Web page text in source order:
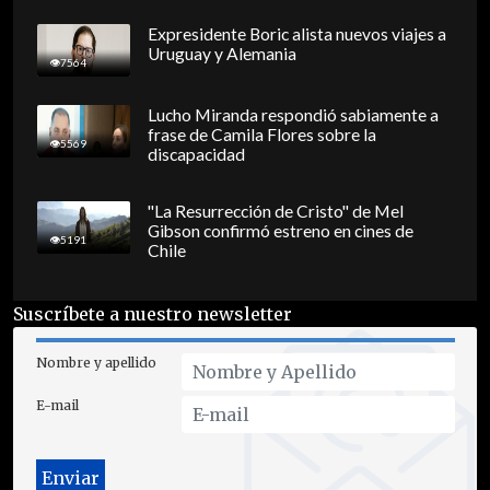
7564
Expresidente Boric alista nuevos viajes a
Uruguay y Alemania
5569
Lucho Miranda respondió sabiamente a
frase de Camila Flores sobre la
discapacidad
5191
"La Resurrección de Cristo" de Mel
Gibson confirmó estreno en cines de
Chile
Suscríbete a nuestro newsletter
Nombre y apellido
E-mail